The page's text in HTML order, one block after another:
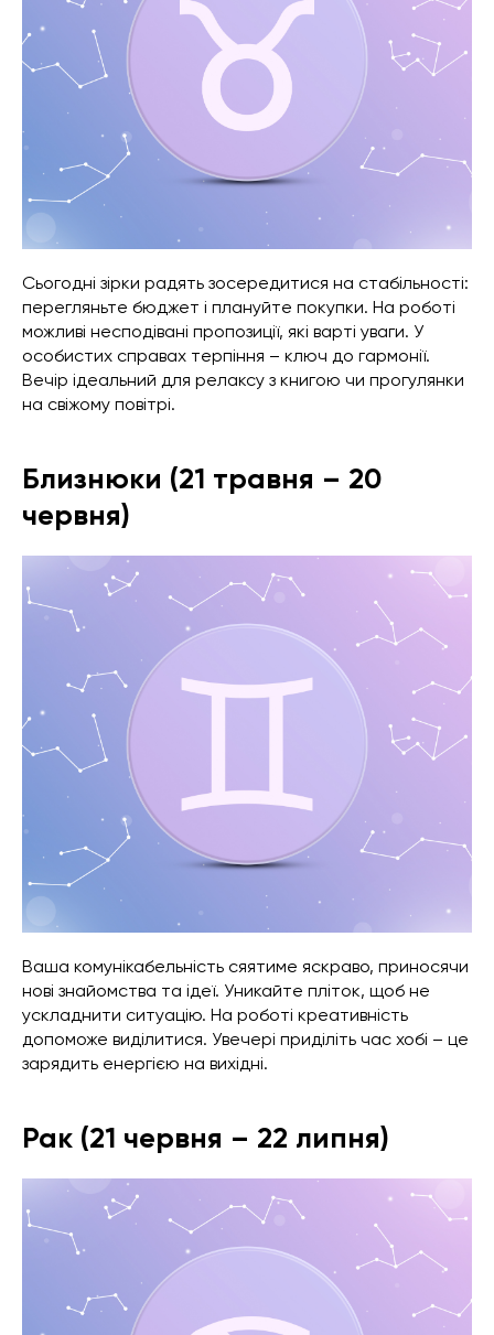
Сьогодні зірки радять зосередитися на стабільності:
перегляньте бюджет і плануйте покупки. На роботі
можливі несподівані пропозиції, які варті уваги. У
особистих справах терпіння – ключ до гармонії.
Вечір ідеальний для релаксу з книгою чи прогулянки
на свіжому повітрі.
Близнюки (21 травня – 20
червня)
Ваша комунікабельність сяятиме яскраво, приносячи
нові знайомства та ідеї. Уникайте пліток, щоб не
ускладнити ситуацію. На роботі креативність
допоможе виділитися. Увечері приділіть час хобі – це
зарядить енергією на вихідні.
Рак (21 червня – 22 липня)